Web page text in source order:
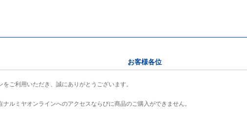
お客様各位
をご利用いただき、誠にありがとうございます。
ナルミヤオンラインへのアクセスならびに商品のご購入ができません。